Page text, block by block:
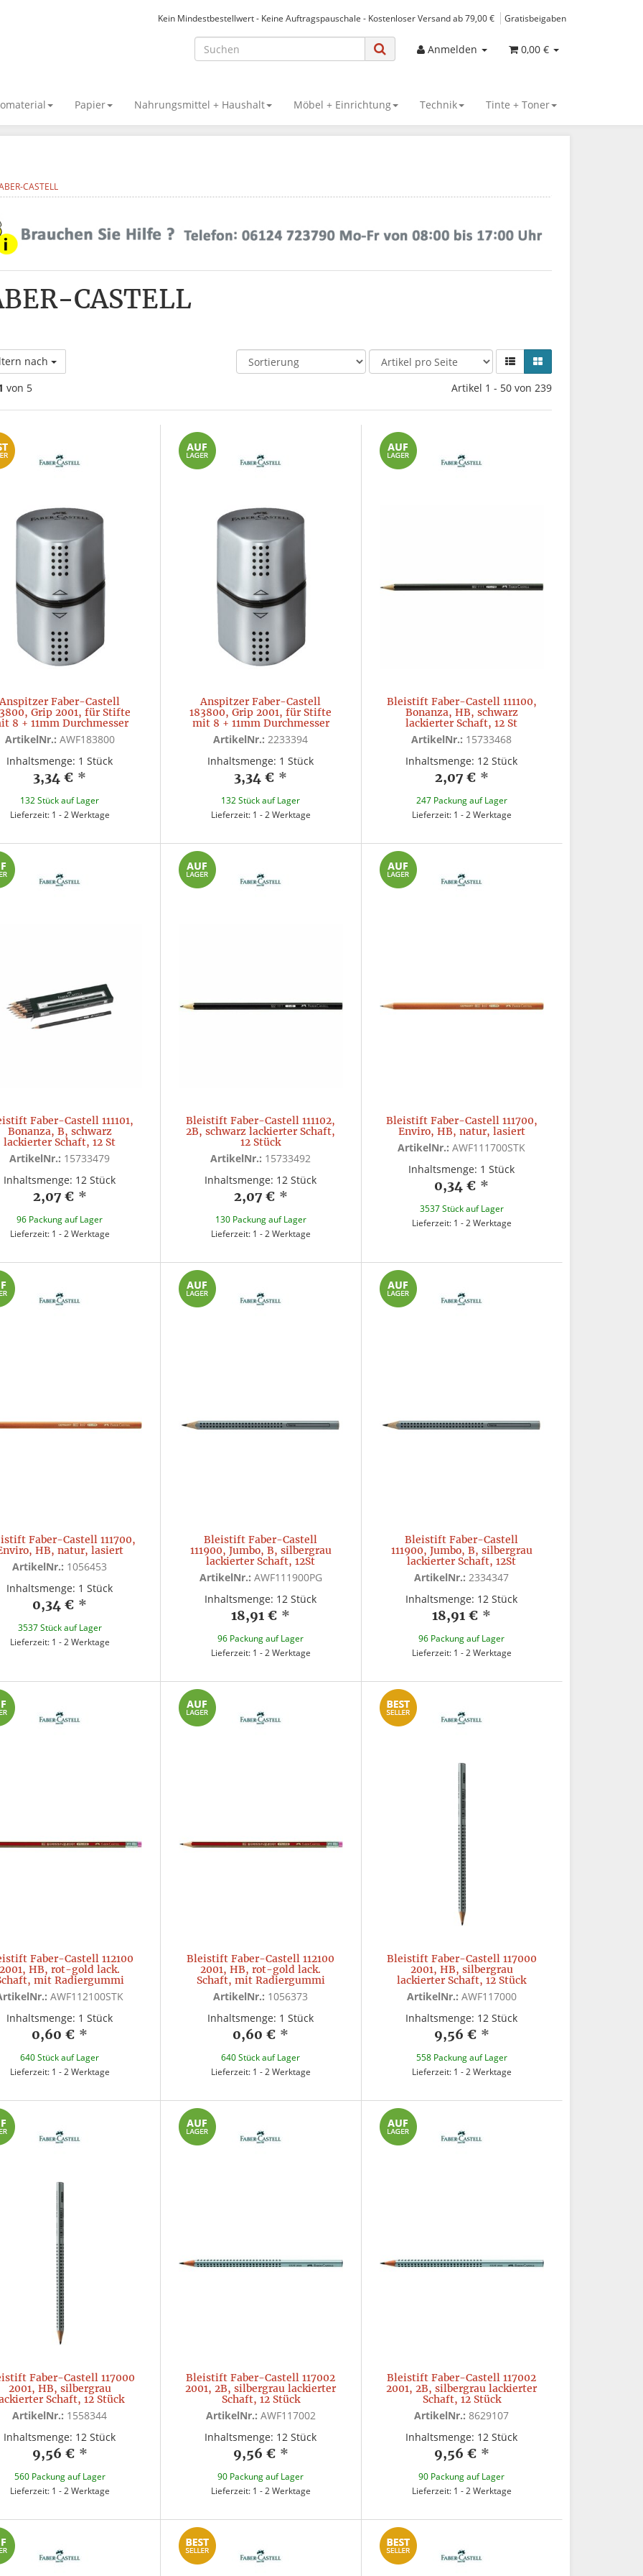
Kein Mindestbestellwert - Keine Auftragspauschale - Kostenloser Versand ab 79,00 € Gratisbeigaben
Anmelden 0,00 €
Papier Nahrungsmittel + Haushalt Möbel + Einrichtung Technik Tinte + Toner
CASTELL
CASTELL
nach
von 5 Artikel 1 - 50 von 239
Anspitzer Faber-Castell
Grip 2001, für Stifte
8 + 11mm Durchmesser
ArtikelNr.: AWF183800
Inhaltsmenge: 1 Stück
3,34 € *
132 Stück auf Lager
Lieferzeit: 1 - 2 Werktage
Anspitzer Faber-Castell
183800, Grip 2001, für Stifte
mit 8 + 11mm Durchmesser
ArtikelNr.: 2233394
Inhaltsmenge: 1 Stück
3,34 € *
132 Stück auf Lager
Lieferzeit: 1 - 2 Werktage
Bleistift Faber-Castell 111100,
Bonanza, HB, schwarz
lackierter Schaft, 12 St
ArtikelNr.: 15733468
Inhaltsmenge: 12 Stück
2,07 € *
247 Packung auf Lager
Lieferzeit: 1 - 2 Werktage
Faber-Castell 111101,
Bonanza, B, schwarz
lackierter Schaft, 12 St
ArtikelNr.: 15733479
Inhaltsmenge: 12 Stück
2,07 € *
96 Packung auf Lager
Lieferzeit: 1 - 2 Werktage
Bleistift Faber-Castell 111102,
2B, schwarz lackierter Schaft,
12 Stück
ArtikelNr.: 15733492
Inhaltsmenge: 12 Stück
2,07 € *
130 Packung auf Lager
Lieferzeit: 1 - 2 Werktage
Bleistift Faber-Castell 111700,
Enviro, HB, natur, lasiert
ArtikelNr.:AWF111700STK
Inhaltsmenge: 1 Stück
0,34 € *
3537 Stück auf Lager
Lieferzeit: 1 - 2 Werktage
Faber-Castell 111700,
HB, natur, lasiert
ArtikelNr.: 1056453
Inhaltsmenge: 1 Stück
0,34 € *
3537 Stück auf Lager
Lieferzeit: 1 - 2 Werktage
Bleistift Faber-Castell
111900, Jumbo, B, silbergrau
lackierter Schaft, 12St
ArtikelNr.: AWF111900PG
Inhaltsmenge: 12 Stück
18,91 € *
96 Packung auf Lager
Lieferzeit: 1 - 2 Werktage
Bleistift Faber-Castell
111900, Jumbo, B, silbergrau
lackierter Schaft, 12St
ArtikelNr.: 2334347
Inhaltsmenge: 12 Stück
18,91 € *
96 Packung auf Lager
Lieferzeit: 1 - 2 Werktage
Faber-Castell 112100
2001, HB, rot-gold lack.
mit Radiergummi
AWF112100STK
Inhaltsmenge: 1 Stück
0,60 € *
640 Stück auf Lager
Lieferzeit: 1 - 2 Werktage
Bleistift Faber-Castell 112100
2001, HB, rot-gold lack.
Schaft, mit Radiergummi
ArtikelNr.: 1056373
Inhaltsmenge: 1 Stück
0,60 € *
640 Stück auf Lager
Lieferzeit: 1 - 2 Werktage
Bleistift Faber-Castell 117000
2001, HB, silbergrau
lackierter Schaft, 12 Stück
ArtikelNr.: AWF117000
Inhaltsmenge: 12 Stück
9,56 € *
558 Packung auf Lager
Lieferzeit: 1 - 2 Werktage
Faber-Castell 117000
2001, HB, silbergrau
Schaft, 12 Stück
ArtikelNr.: 1558344
Inhaltsmenge: 12 Stück
9,56 € *
560 Packung auf Lager
Lieferzeit: 1 - 2 Werktage
Bleistift Faber-Castell 117002
2001, 2B, silbergrau lackierter
Schaft, 12 Stück
ArtikelNr.: AWF117002
Inhaltsmenge: 12 Stück
9,56 € *
90 Packung auf Lager
Lieferzeit: 1 - 2 Werktage
Bleistift Faber-Castell 117002
2001, 2B, silbergrau lackierter
Schaft, 12 Stück
ArtikelNr.:8629107
Inhaltsmenge: 12 Stück
9,56 € *
90 Packung auf Lager
Lieferzeit: 1 - 2 Werktage